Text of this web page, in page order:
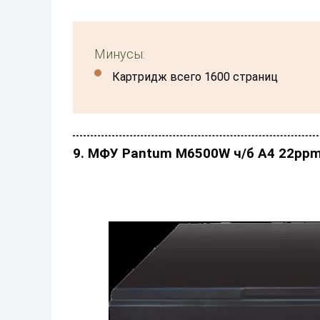
Минусы:
картридж всего 1600 страниц
9. МФУ Pantum M6500W ч/б А4